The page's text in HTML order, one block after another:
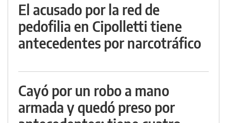
El acusado por la red de
pedofilia en Cipolletti tiene
antecedentes por narcotráfico
Cayó por un robo a mano
armada y quedó preso por